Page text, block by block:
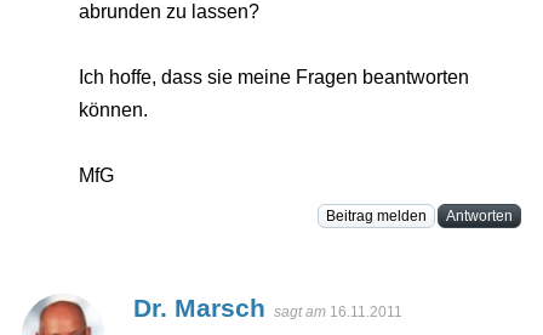
abrunden zu lassen?
Ich hoffe, dass sie meine Fragen beantworten
können.
MfG
Beitrag melden Antworten
Dr. Marsch sagt am 16.11.2011